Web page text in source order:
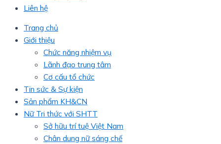
Liên hệ
Trang chủ
Giới thiệu
Chức năng nhiệm vụ
Lãnh đạo trung tâm
Cơ cấu tổ chức
Tin sức & Sự kiện
Sản phẩm KH&CN
Nữ Tri thức với SHTT
Sở hữu trí tuệ Việt Nam
Chân dung nữ sáng chế